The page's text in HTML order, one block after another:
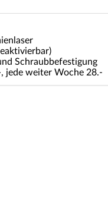
Schraubbefestigung
jede weiter Woche 28.-